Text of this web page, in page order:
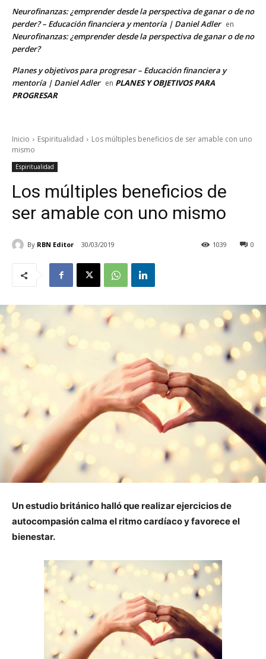
Neurofinanzas: ¿emprender desde la perspectiva de ganar o de no
perder? – Educación financiera y mentoría | Daniel Adler en
Neurofinanzas: ¿emprender desde la perspectiva de ganar o de no
perder?
Planes y objetivos para progresar – Educación financiera y
mentoría | Daniel Adler en PLANES Y OBJETIVOS PARA
PROGRESAR